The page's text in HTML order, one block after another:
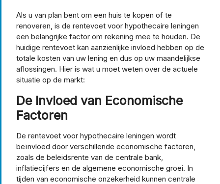
Als u van plan bent om een huis te kopen of te
renoveren, is de rentevoet voor hypothecaire leningen
een belangrijke factor om rekening mee te houden. De
huidige rentevoet kan aanzienlijke invloed hebben op de
totale kosten van uw lening en dus op uw maandelijkse
aflossingen. Hier is wat u moet weten over de actuele
situatie op de markt:
De Invloed van Economische
Factoren
De rentevoet voor hypothecaire leningen wordt
beïnvloed door verschillende economische factoren,
zoals de beleidsrente van de centrale bank,
inflatiecijfers en de algemene economische groei. In
tijden van economische onzekerheid kunnen centrale